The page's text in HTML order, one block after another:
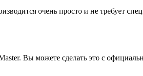
очень просто и не требует
Вы можете сделать это с